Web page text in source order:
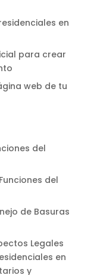
en
para crear
web de tu
del
Funciones del
de Basuras
Legales
en
y